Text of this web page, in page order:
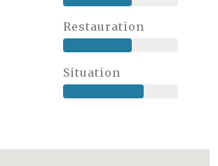
Restauration
Situation